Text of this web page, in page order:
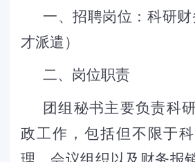
一、招聘岗位： 科研财
才派遣）
二、岗位职责
团组秘书主要负责科
政工作，包括但不限于